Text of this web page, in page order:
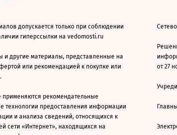
допускается только при соблюдении
гиперссылки на vedomosti.ru
и другие материалы, представленные на
или рекомендацией к покупке или
рекомендательные
технологии предоставления информации
и анализа сведений, относящихся к
сети «Интернет», находящихся на
от 27